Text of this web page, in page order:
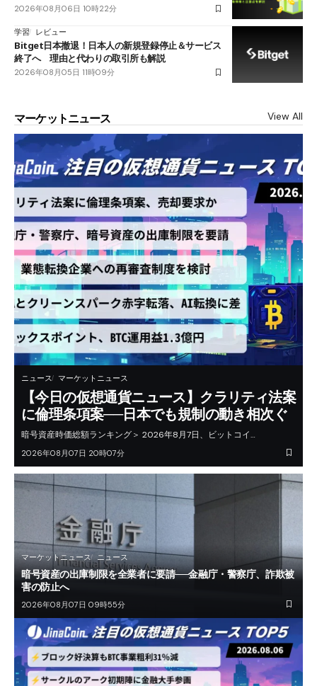
2026年08月06日 10時22分
学習 レビュー
Bitget日本撤退！日本人の新規登録停止＆サービス
終了へ 理由と代わりの取引所も解説
2026年08月05日 11時09分
マーケットニュース View All
ニュース マーケットニュース
【今日の仮想通貨ニュース】クラリティ法案
に倫理条項案──日本でも規制の動き相次ぐ
暗号資産時価総額ランキング＞ 2026年8月7日、ビットコイ…
2026年08月07日 20時07分
マーケットニュース ニュース
暗号資産の出庫制限を全業者に要請──金融庁・警察庁、詐欺被
害の防止へ
2026年08月07日 09時55分